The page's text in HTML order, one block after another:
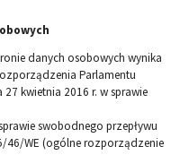
danych osobowych wynika
Parlamentu
kwietnia 2016 r. w sprawie
swobodnego przepływu
46/WE (ogólne rozporządzenie